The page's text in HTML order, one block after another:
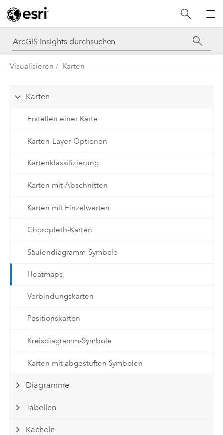
Visualisieren Karten
Karten
Erstellen einer Karte
Karten-Layer-Optionen
Kartenklassifizierung
Karten mit Abschnitten
Karten mit Einzelwerten
Choropleth-Karten
Säulendiagramm-Symbole
Heatmaps
Verbindungskarten
Positionskarten
Kreisdiagramm-Symbole
Karten mit abgestuften Symbolen
Diagramme
Tabellen
Kacheln